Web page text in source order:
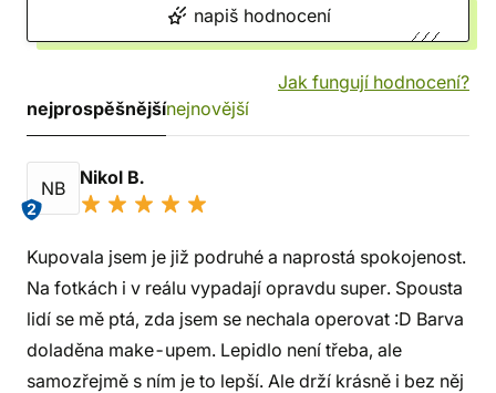
napiš hodnocení
Jak fungují hodnocení?
nejprospěšnějšínejnovější
NB
2
Nikol B.
Kupovala jsem je již podruhé a naprostá spokojenost.
Na fotkách i v reálu vypadají opravdu super. Spousta
lidí se mě ptá, zda jsem se nechala operovat :D Barva
doladěna make-upem. Lepidlo není třeba, ale
samozřejmě s ním je to lepší. Ale drží krásně i bez něj